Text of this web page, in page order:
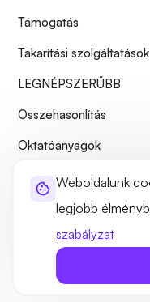
Weboldalunk
legjobb
szabályzat
Támogatás
Takarítási szolgáltatások
LEGNÉPSZERŰBB
Összehasonlítás
Oktatóanyagok
Rólunk
Adatvédelmi szabályzat
©2026 UltaHost -